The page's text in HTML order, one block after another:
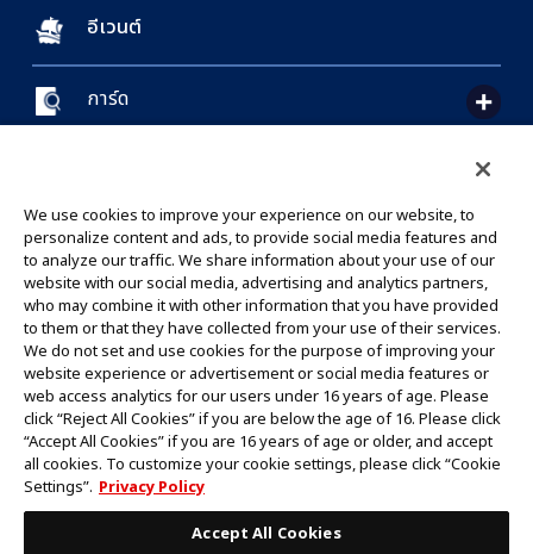
อีเวนต์
การ์ด
GLOBAL ENTRANCE
©Eiichiro Oda/Shueisha
©Eiichiro Oda/Shueisha, Toei Animation
ห้ามคัดลอกรูปภาพ,ข้อความและข้อมูลทั้งหมดในเว็บไซต์นี้โดยไม่ได้รับอนุญาต
โปรดทราบว่ารูปภาพในเว็บไซต์นี้อาจแตกต่างจากสินค้าจริงที่อยู่ระหว่างการพัฒนา
*Apple และโลโก้ Apple เป็นเครื่องหมายการค้าของบริษัท Apple Inc.
*Google Play และโลโก้ Google Play เป็นเครื่องหมายการค้าหรือจดทะเบียน
เครื่องหมายการค้าของบริษัท Google LLC.
We use cookies to improve your experience on our website, to
personalize content and ads, to provide social media features and
to analyze our traffic. We share information about your use of our
website with our social media, advertising and analytics partners,
who may combine it with other information that you have provided
to them or that they have collected from your use of their services.
We do not set and use cookies for the purpose of improving your
website experience or advertisement or social media features or
web access analytics for our users under 16 years of age. Please
click “Reject All Cookies” if you are below the age of 16. Please click
“Accept All Cookies” if you are 16 years of age or older, and accept
all cookies. To customize your cookie settings, please click “Cookie
Settings”. Privacy Policy
Accept All Cookies